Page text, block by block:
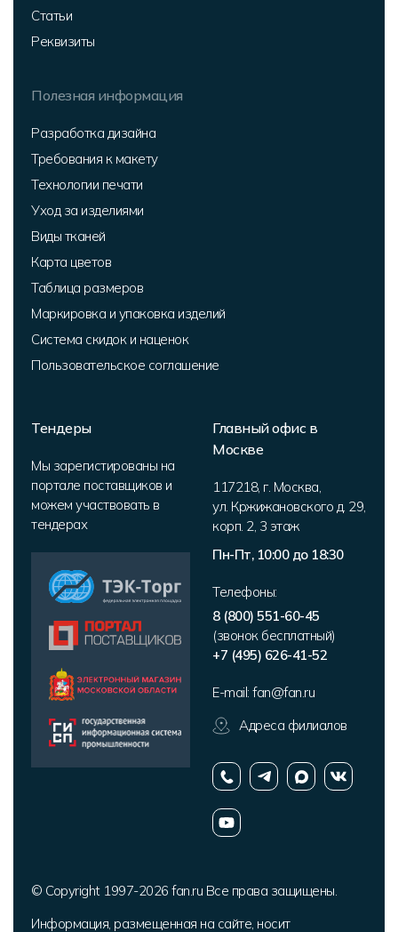
Статьи
Реквизиты
Полезная информация
Разработка дизайна
Требования к макету
Технологии печати
Уход за изделиями
Виды тканей
Карта цветов
Таблица размеров
Маркировка и упаковка изделий
Система скидок и наценок
Пользовательское соглашение
Тендеры
Мы зарегистированы на
портале поставщиков и
можем участвовать в
тендерах
Главный офис в
Москве
117218, г. Москва,
ул. Кржижановского д. 29,
корп. 2, 3 этаж
Пн-Пт, 10:00 до 18:30
Телефоны:
8 (800) 551-60-45
(звонок бесплатный)
+7 (495) 626-41-52
E-mail: fan@fan.ru
Адреса филиалов
© Copyright 1997-2026 fan.ru Все права защищены.
Информация, размещенная на сайте, носит